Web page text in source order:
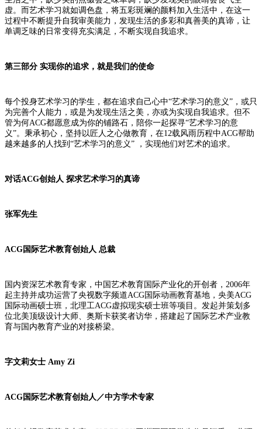
虚。而艺术学习就如调色盘，将五彩斑斓的颜料加入生活中，在这一
过程中不断提升自我审美能力，发现生活的多彩和真善美的真谛，让
单调乏味的日常变得充实满足，不断实现自我追求。
第三部分 实现你的追求，就是我们的使命
每个投身艺术学习的学生，都在追求自己心中“艺术学习的意义”，或只
为完善个人能力，或是为发现生活之美，亦或为实现自我追求。但不
管为何ACG都愿意成为你的铺路石，陪你一起探寻“艺术学习的意
义”。秉承初心，坚持以匠人之心做教育，在12载风雨历程中ACG帮助
越来越多的人找到“艺术学习的意义” ，实现他们对艺术的追求。
对话ACG创始人 探求艺术学习的真谛
张军先生
ACG国际艺术教育创始人 总裁
国内资深艺术教育专家，中国艺术教育国际产业化的开创者， 2006年
起主持并成功运营了央视数字频道ACG国际动画教育基地，央美ACG
国际动画硕士班，北理工ACG虚拟现实硕士班等项目。发起并策划多
位北美顶级设计大师、奥斯卡获奖者访华，搭建起了国际艺术产业教
育与国内教育产业的对接桥梁。
字文莉女士 Amy Zi
ACG国际艺术教育创始人／中方学术专家